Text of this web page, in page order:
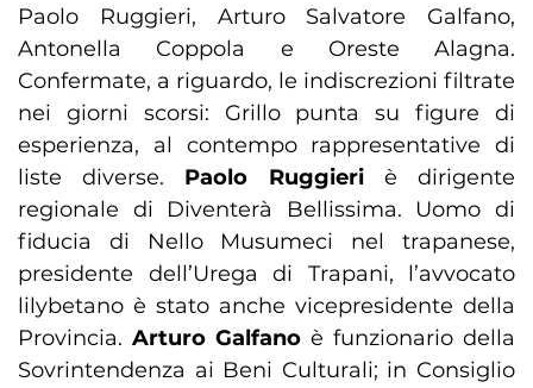
Paolo Ruggieri, Arturo Salvatore Galfano,
Antonella Coppola e Oreste Alagna.
Confermate, a riguardo, le indiscrezioni filtrate
nei giorni scorsi: Grillo punta su figure di
esperienza, al contempo rappresentative di
liste diverse. Paolo Ruggieriè dirigente
regionale di Diventerà Bellissima. Uomo di
fiducia di Nello Musumeci nel trapanese,
presidente dell’Urega di Trapani, l’avvocato
lilybetano è stato anche vicepresidente della
Provincia. Arturo Galfano è funzionario della
Sovrintendenza ai Beni Culturali; in Consiglio